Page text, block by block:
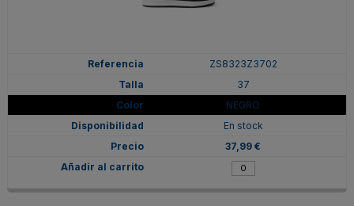
ZS8323Z3702
37
NEGRO
En stock
37,99 €